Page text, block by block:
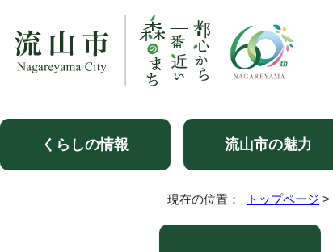
くらしの情報 流山市の魅力
現在の位置： トップページ >